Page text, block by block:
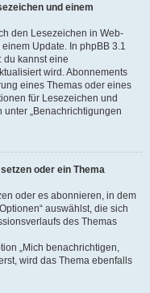
und einem
den Lesezeichen in Web-
Update. In phpBB 3.1
du kannst eine
wird. Abonnements
eines Themas oder eines
für Lesezeichen und
„Benachrichtigungen
oder ein Thema
oder es abonnieren, in dem
auswählst, die sich
des Themas
„Mich benachrichtigen,
wird das Thema ebenfalls